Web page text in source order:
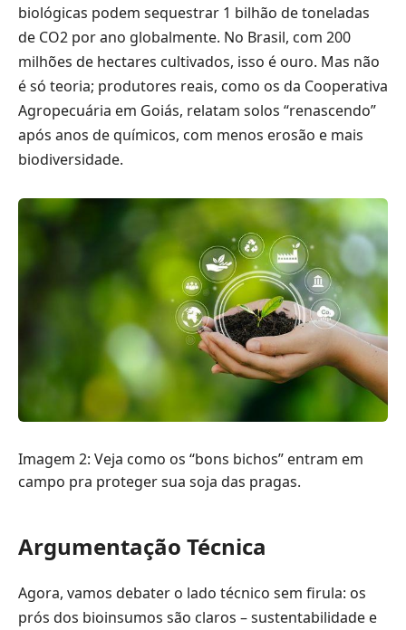
biológicas podem sequestrar 1 bilhão de toneladas
de CO2 por ano globalmente. No Brasil, com 200
milhões de hectares cultivados, isso é ouro. Mas não
é só teoria; produtores reais, como os da Cooperativa
Agropecuária em Goiás, relatam solos “renascendo”
após anos de químicos, com menos erosão e mais
biodiversidade.
Imagem 2: Veja como os “bons bichos” entram em
campo pra proteger sua soja das pragas.
Argumentação Técnica
Agora, vamos debater o lado técnico sem firula: os
prós dos bioinsumos são claros – sustentabilidade e